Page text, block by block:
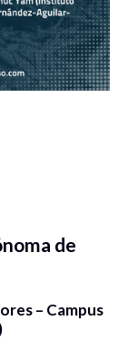
de
– Campus